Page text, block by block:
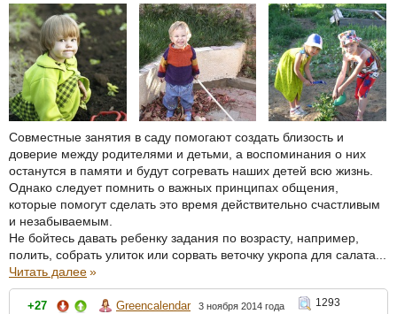
Совместные занятия в саду помогают создать близость и
доверие между родителями и детьми, а воспоминания о них
останутся в памяти и будут согревать наших детей всю жизнь.
Однако следует помнить о важных принципах общения,
которые помогут сделать это время действительно счастливым
и незабываемым.
Не бойтесь давать ребенку задания по возрасту, например,
полить, собрать улиток или сорвать веточку укропа для салата...
Читать далее»
+27 Greencalendar 3 ноября 2014 года
1293